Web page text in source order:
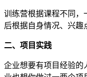
训练营根据课程不同，
后根据自身情况、兴趣
二、项目实践
企业想要有项目经验的